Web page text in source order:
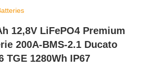
12,8V LiFePO4 Premium
200A-BMS-2.1 Ducato
TGE 1280Wh IP67